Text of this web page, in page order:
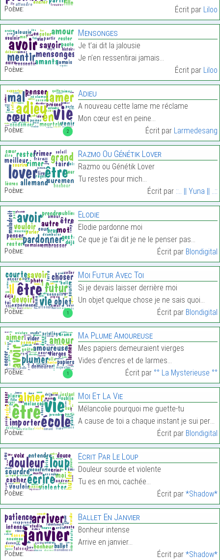
Poème:
Écrit par Liloo
Poème:
Mensonges
Je t’ai dit la jalousie
Je n’en ressentirai jamais…
Écrit par Liloo
2
Poème:
Adieu
A nouveau cette lame me réclame
Mon cœur est en peine…
Écrit par Larmedesang
Poème:
Razmo Ou Génétik Lover
Razmo ou Génétik Lover
Tu restes pour mich…
Écrit par ::.. || Yuna || ..::
Poème:
Elodie
Elodie pardonne moi
Ce que je t’ai dit je ne le penser pas…
Écrit par Blondigital
1
Poème:
Moi Futur Avec Toi
Si je devais laisser derrière moi
Un objet quelque chose je ne sais quoi…
Écrit par Blondigital
1
Poème:
Ma Plume Amoureuse
Mes papiers demeuraient vierges
Vides d’encres et de larmes…
Écrit par °° La Mysterieuse °°
Poème:
Moi Et La Vie
Mélancolie pourquoi me guette-tu
A cause de toi a chaque instant je sui perdu…
Écrit par Blondigital
Poème:
Écrit Par Le Loup
Douleur sourde et violente
Tu es en moi, cachée…
Écrit par *Shadow*
Poème:
Ballet En Janvier
Bonheur intense
Arrive en janvier…
Écrit par *Shadow*